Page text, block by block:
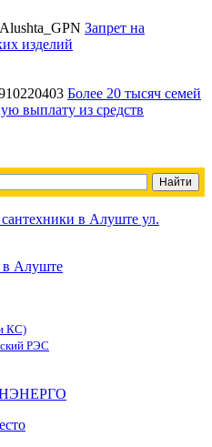
Alushta_GPN Запрет на
изделий
Более 20 тысяч семей
выплату из средств
КС)
РЭС